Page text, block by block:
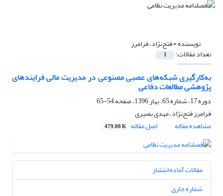
نویسنده =فتح‌نژاد، فرامرز
تعداد مقالات: 1
به‌کارگیری شبکه‌های عصبی مصنوعی در مدیریت مالی فرایندهای
پژوهشی مطالعات دفاعی
دوره 17، شماره 65، بهار 1396، صفحه
54-65
فرامرز فتح‌نژاد، مهدی بصیری
مشاهده مقاله
اصل مقاله 479.88 K
مقالات آماده انتشار
شماره جاری